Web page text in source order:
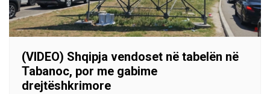
(VIDEO) Shqipja vendoset në tabelën në
Tabanoc, por me gabime
drejtëshkrimore